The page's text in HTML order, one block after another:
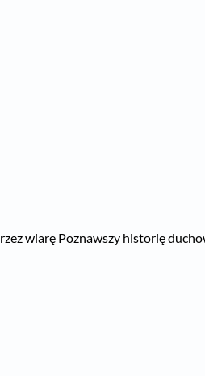
wiarę Poznawszy historię